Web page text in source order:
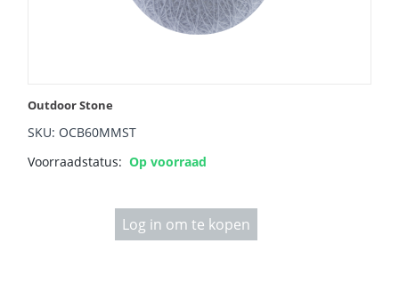
Outdoor Stone
SKU: OCB60MMST
Voorraadstatus: Op voorraad
Log in om te kopen